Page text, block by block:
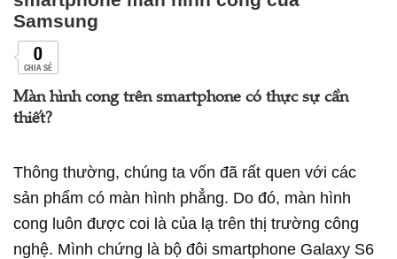
Samsung
0
CHIA SẺ
Màn hình cong trên smartphone có thực sự cần
thiết?
Thông thường, chúng ta vốn đã rất quen với các
sản phẩm có màn hình phẳng. Do đó, màn hình
cong luôn được coi là của lạ trên thị trường công
nghệ. Mình chứng là bộ đôi smartphone Galaxy S6